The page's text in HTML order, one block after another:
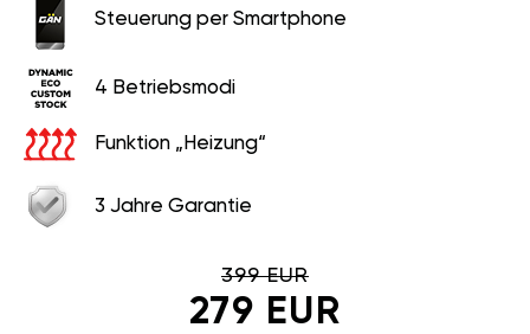
Steuerung per Smartphone
4 Betriebsmodi
Funktion „Heizung“
3 Jahre Garantie
399 EUR
279 EUR